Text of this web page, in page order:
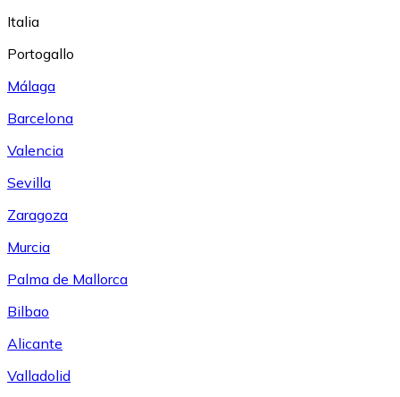
Italia
Portogallo
Málaga
Barcelona
Valencia
Sevilla
Zaragoza
Murcia
Palma de Mallorca
Bilbao
Alicante
Valladolid